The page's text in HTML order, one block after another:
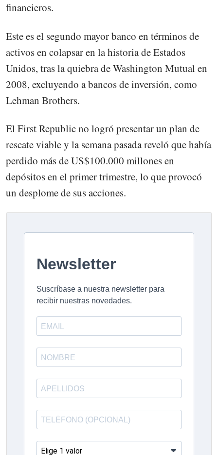
financieros.
Este es el segundo mayor banco en términos de
activos en colapsar en la historia de Estados
Unidos, tras la quiebra de Washington Mutual en
2008, excluyendo a bancos de inversión, como
Lehman Brothers.
El First Republic no logró presentar un plan de
rescate viable y la semana pasada reveló que había
perdido más de US$100.000 millones en
depósitos en el primer trimestre, lo que provocó
un desplome de sus acciones.